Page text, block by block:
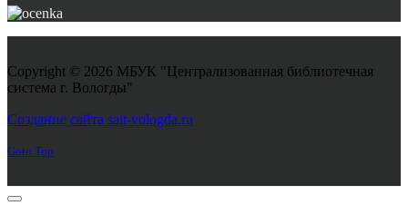
Copyright © 2026 МБУК "Централизованная библиотечная
система г. Вологды"
Создание сайта sait-vologda.ru
Goto Top